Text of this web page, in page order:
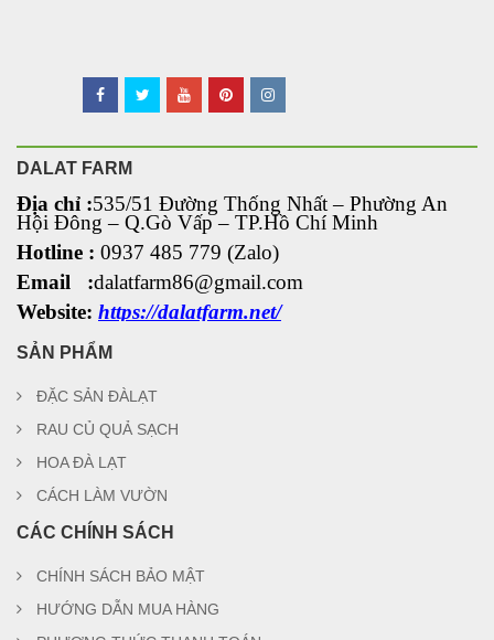
DALAT FARM
Địa chỉ :535/51 Đường Thống Nhất – Phường An
Hội Đông– Q.Gò Vấp – TP.Hồ Chí Minh
Hotline : 0937 485 779 (Zalo)
Email :dalatfarm86@gmail.com
Website: https://dalatfarm.net/
SẢN PHẨM
ĐẶC SẢN ĐÀLẠT
RAU CỦ QUẢ SẠCH
HOA ĐÀ LẠT
CÁCH LÀM VƯỜN
CÁC CHÍNH SÁCH
CHÍNH SÁCH BẢO MẬT
HƯỚNG DẪN MUA HÀNG